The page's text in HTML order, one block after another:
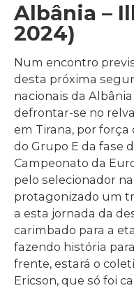
Albânia –
2024)
Num encontro
desta próxima
nacionais da
defrontar-se no
em Tirana, por força
do Grupo E da fase
Campeonato da
pelo selecionador
protagonizado um
a esta jornada da
carimbado para a
fazendo história
frente, estará o
Ericson, que só foi